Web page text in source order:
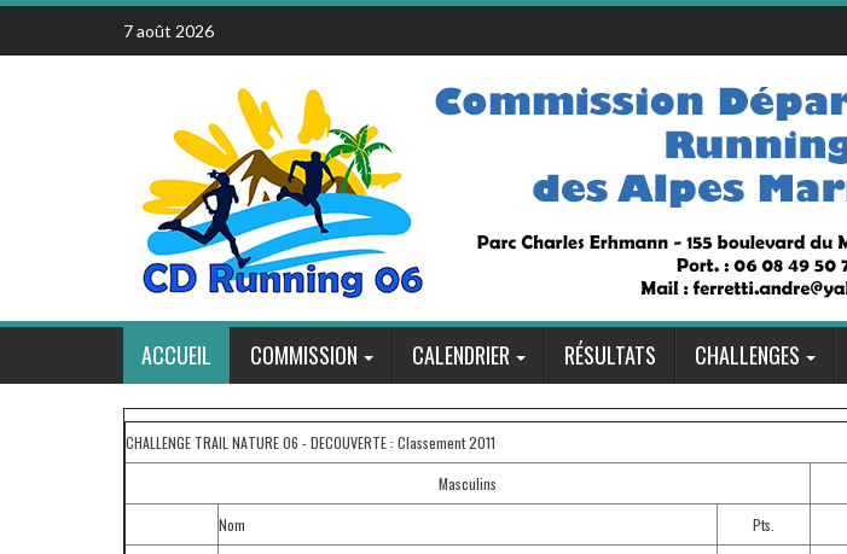
Skip
content
7 août 2026
ACCUEIL COMMISSION CALENDRIER RÉSULTATS CHALLENGES
CHALLENGE TRAIL NATURE 06 - DECOUVERTE : Classement 2011
Masculins
Nom
Pts.